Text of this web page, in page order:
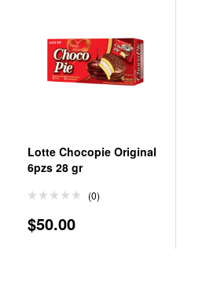
Lotte Chocopie Original
6pzs 28 gr
(0)
$50.00